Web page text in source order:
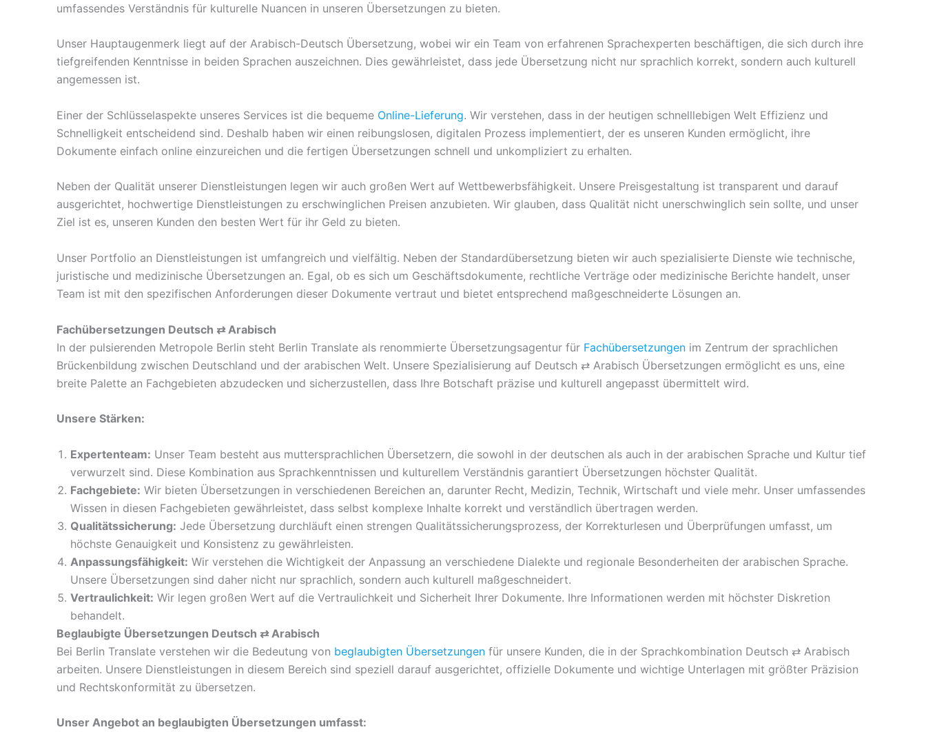
umfassendes Verständnis für kulturelle Nuancen in unseren Übersetzungen zu bieten.
Unser Hauptaugenmerk liegt auf der Arabisch-Deutsch Übersetzung, wobei wir ein Team von erfahrenen Sprachexperten beschäftigen, die sich durch ihre
tiefgreifenden Kenntnisse in beiden Sprachen auszeichnen. Dies gewährleistet, dass jede Übersetzung nicht nur sprachlich korrekt, sondern auch kulturell
angemessen ist.
Einer der Schlüsselaspekte unseres Services ist die bequeme Online-Lieferung. Wir verstehen, dass in der heutigen schnelllebigen Welt Effizienz und
Schnelligkeit entscheidend sind. Deshalb haben wir einen reibungslosen, digitalen Prozess implementiert, der es unseren Kunden ermöglicht, ihre
Dokumente einfach online einzureichen und die fertigen Übersetzungen schnell und unkompliziert zu erhalten.
Neben der Qualität unserer Dienstleistungen legen wir auch großen Wert auf Wettbewerbsfähigkeit. Unsere Preisgestaltung ist transparent und darauf
ausgerichtet, hochwertige Dienstleistungen zu erschwinglichen Preisen anzubieten. Wir glauben, dass Qualität nicht unerschwinglich sein sollte, und unser
Ziel ist es, unseren Kunden den besten Wert für ihr Geld zu bieten.
Unser Portfolio an Dienstleistungen ist umfangreich und vielfältig. Neben der Standardübersetzung bieten wir auch spezialisierte Dienste wie technische,
juristische und medizinische Übersetzungen an. Egal, ob es sich um Geschäftsdokumente, rechtliche Verträge oder medizinische Berichte handelt, unser
Team ist mit den spezifischen Anforderungen dieser Dokumente vertraut und bietet entsprechend maßgeschneiderte Lösungen an.
Fachübersetzungen Deutsch ⇄Arabisch
In der pulsierenden Metropole Berlin steht Berlin Translate als renommierte Übersetzungsagentur für Fachübersetzungen im Zentrum der sprachlichen
Brückenbildung zwischen Deutschland und der arabischen Welt. Unsere Spezialisierung auf Deutsch ⇄ Arabisch Übersetzungen ermöglicht es uns, eine
breite Palette an Fachgebieten abzudecken und sicherzustellen, dass Ihre Botschaft präzise und kulturell angepasst übermittelt wird.
Unsere Stärken:
Expertenteam: Unser Team besteht aus muttersprachlichen Übersetzern, die sowohl in der deutschen als auch in der arabischen Sprache und Kultur tief
verwurzelt sind. Diese Kombination aus Sprachkenntnissen und kulturellem Verständnis garantiert Übersetzungen höchster Qualität.
Fachgebiete: Wir bieten Übersetzungen in verschiedenen Bereichen an, darunter Recht, Medizin, Technik, Wirtschaft und viele mehr. Unser umfassendes
Wissen in diesen Fachgebieten gewährleistet, dass selbst komplexe Inhalte korrekt und verständlich übertragen werden.
Qualitätssicherung: Jede Übersetzung durchläuft einen strengen Qualitätssicherungsprozess, der Korrekturlesen und Überprüfungen umfasst, um
höchste Genauigkeit und Konsistenz zu gewährleisten.
Anpassungsfähigkeit: Wir verstehen die Wichtigkeit der Anpassung an verschiedene Dialekte und regionale Besonderheiten der arabischen Sprache.
Unsere Übersetzungen sind daher nicht nur sprachlich, sondern auch kulturell maßgeschneidert.
Vertraulichkeit: Wir legen großen Wert auf die Vertraulichkeit und Sicherheit Ihrer Dokumente. Ihre Informationen werden mit höchster Diskretion
behandelt.
Beglaubigte Übersetzungen Deutsch ⇄ Arabisch
Bei Berlin Translate verstehen wir die Bedeutung von beglaubigten Übersetzungen für unsere Kunden, die in der Sprachkombination Deutsch ⇄ Arabisch
arbeiten. Unsere Dienstleistungen in diesem Bereich sind speziell darauf ausgerichtet, offizielle Dokumente und wichtige Unterlagen mit größter Präzision
und Rechtskonformität zu übersetzen.
Unser Angebot an beglaubigten Übersetzungen umfasst: